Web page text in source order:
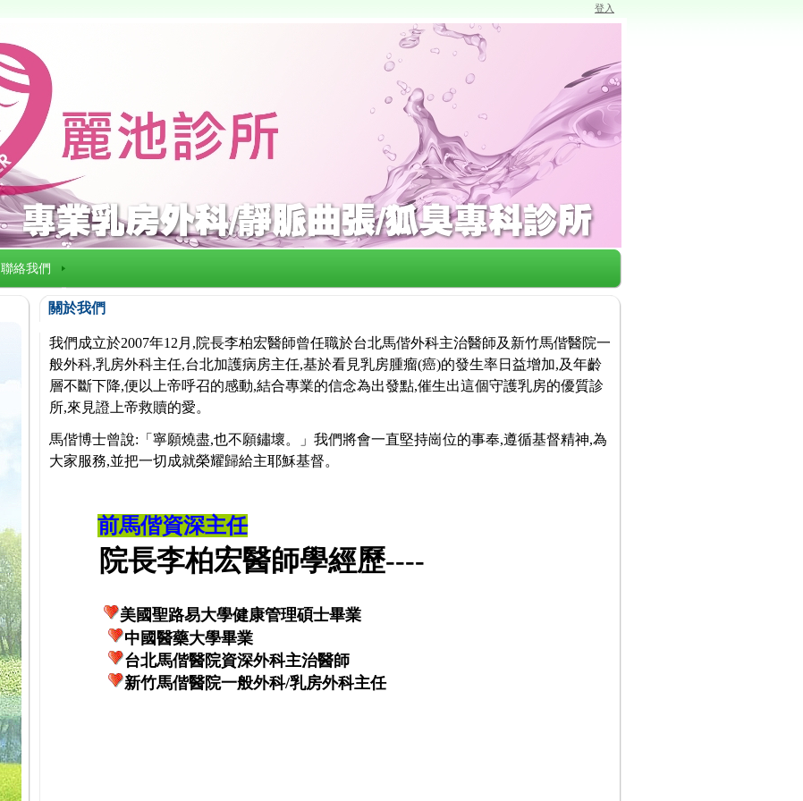
登入
聯絡我們
關於我們
我們成立於2007年12月,院長李柏宏醫師曾任職於台北馬偕外科主治醫師及新竹馬偕醫院一
般外科,乳房外科主任,台北加護病房主任,基於看見乳房腫瘤(癌)的發生率日益增加,及年齡
層不斷下降,便以上帝呼召的感動,結合專業的信念為出發點,催生出這個守護乳房的優質診
所,來見證上帝救贖的愛。
馬偕博士曾說:「寧願燒盡,也不願鏽壞。」我們將會一直堅持崗位的事奉,遵循基督精神,為
大家服務,並把一切成就榮耀歸給主耶穌基督。
前馬偕資深主任
院長李柏宏醫師學經歷----
美國聖路易大學健康管理碩士畢業
中國醫藥大學畢業
台北馬偕醫院資深外科主治醫師
新竹馬偕醫院一般外科/乳房外科主任